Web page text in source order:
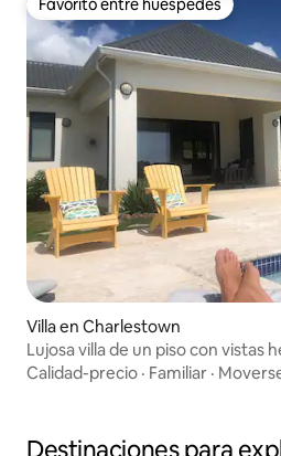
Favorito entre huéspedes
Favorito entre huéspedes
Villa en Charlestown
Lujosa villa de un piso con vistas
Calidad-precio · Familiar ·